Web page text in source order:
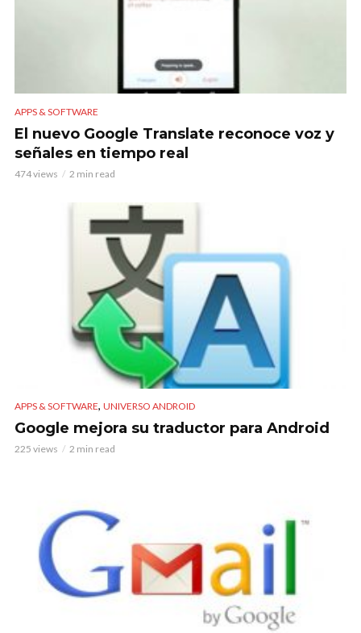
APPS & SOFTWARE
El nuevo Google Translate reconoce voz y
señales en tiempo real
474 views 2 min read
APPS & SOFTWARE, UNIVERSO ANDROID
Google mejora su traductor para Android
225 views 2 min read